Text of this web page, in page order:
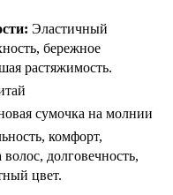
Эластичный
бережное
растяжимость.
сумочка на молнии
комфорт,
долговечность,
цвет.